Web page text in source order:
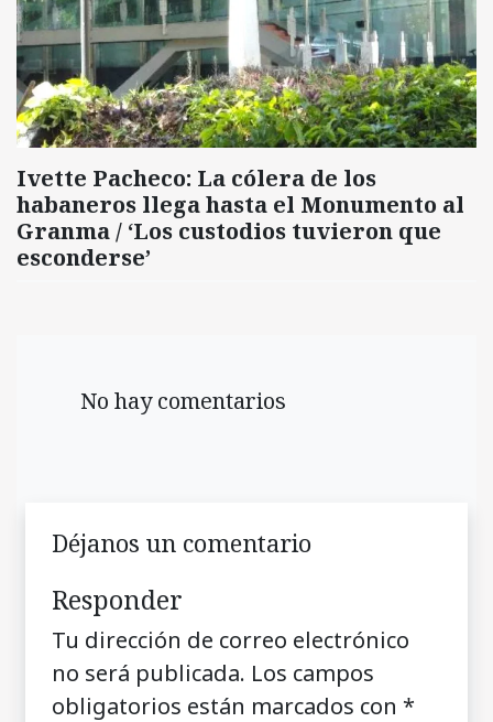
Ivette Pacheco: La cólera de los
habaneros llega hasta el Monumento al
Granma / ‘Los custodios tuvieron que
esconderse’
No hay comentarios
Déjanos un comentario
Responder
Tu dirección de correo electrónico
no será publicada. Los campos
obligatorios están marcados con *